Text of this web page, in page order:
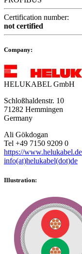
Certification number:
not certified
Company:
HELUKABEL GmbH
Schloßhaldenstr. 10
71282 Hemmingen
Germany
Ali Gökdogan
Tel +49 7150 9209 0
https://www.helukabel.de
info(at)helukabel(dot)de
Illustration: